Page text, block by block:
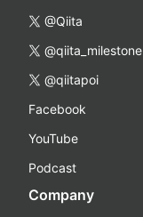
@Qiita
@qiita_milestone
@qiitapoi
Facebook
YouTube
Podcast
Company